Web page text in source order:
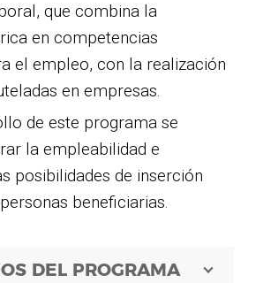
que combina la
en competencias
el empleo, con la realización
en empresas.
de este programa se
la empleabilidad e
posibilidades de inserción
beneficiarias.
DEL PROGRAMA